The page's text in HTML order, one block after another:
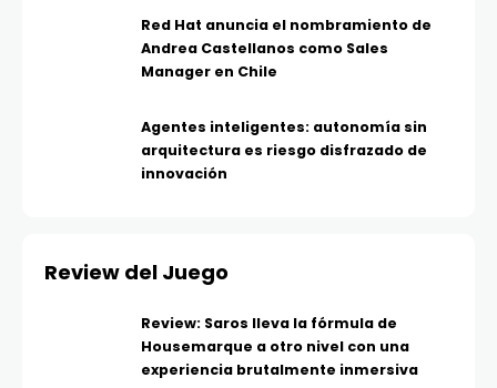
Red Hat anuncia el nombramiento de
Andrea Castellanos como Sales
Manager en Chile
Agentes inteligentes: autonomía sin
arquitectura es riesgo disfrazado de
innovación
Review del Juego
Review: Saros lleva la fórmula de
Housemarque a otro nivel con una
experiencia brutalmente inmersiva